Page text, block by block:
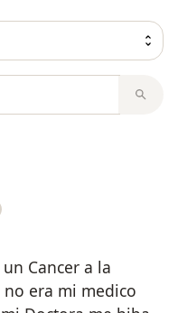
Cancer a la
era mi medico